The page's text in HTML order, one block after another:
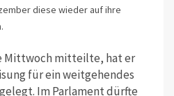
diese wieder auf ihre
Mittwoch mitteilte, hat er
für ein weitgehendes
Im Parlament dürfte